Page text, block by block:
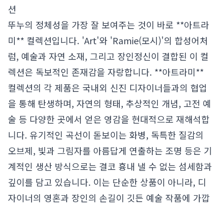
션
뚜누의 정체성을 가장 잘 보여주는 것이 바로 **아트라
미** 컬렉션입니다. 'Art'와 'Ramie(모시)'의 합성어처
럼, 예술과 자연 소재, 그리고 장인정신이 결합된 이 컬
렉션은 독보적인 존재감을 자랑합니다. **아트라미**
컬렉션의 각 제품은 국내외 신진 디자이너들과의 협업
을 통해 탄생하며, 자연의 형태, 추상적인 개념, 고전 예
술 등 다양한 곳에서 얻은 영감을 현대적으로 재해석합
니다. 유기적인 곡선이 돋보이는 화병, 독특한 질감의
오브제, 빛과 그림자를 아름답게 연출하는 조명 등은 기
계적인 생산 방식으로는 결코 흉내 낼 수 없는 섬세함과
깊이를 담고 있습니다. 이는 단순한 상품이 아니라, 디
자이너의 영혼과 장인의 손길이 깃든 예술 작품에 가깝